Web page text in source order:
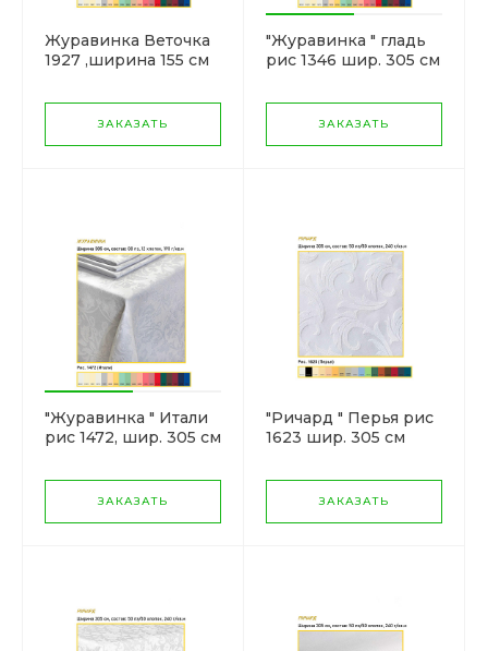
Журавинка Веточка
1927 ,ширина 155 см
ЗАКАЗАТЬ
"Журавинка " гладь
рис 1346 шир. 305 см
ЗАКАЗАТЬ
"Журавинка " Итали
рис 1472, шир. 305 см
ЗАКАЗАТЬ
"Ричард " Перья рис
1623 шир. 305 см
ЗАКАЗАТЬ